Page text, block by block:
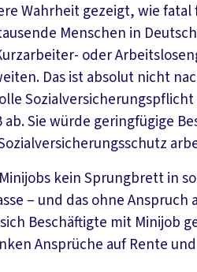
Wahrheit gezeigt, wie
Menschen in
oder
Das ist absolut nicht
Sie würde geringfügige
kein Sprungbrett in
– und das ohne
Beschäftigte mit Minijob
Ansprüche auf Rente